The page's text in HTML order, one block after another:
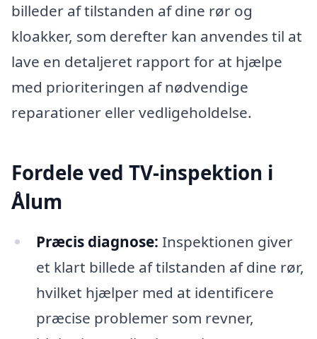
billeder af tilstanden af dine rør og
kloakker, som derefter kan anvendes til at
lave en detaljeret rapport for at hjælpe
med prioriteringen af nødvendige
reparationer eller vedligeholdelse.
Fordele ved TV-inspektion i
Ålum
Præcis diagnose: Inspektionen giver
et klart billede af tilstanden af dine rør,
hvilket hjælper med at identificere
præcise problemer som revner,